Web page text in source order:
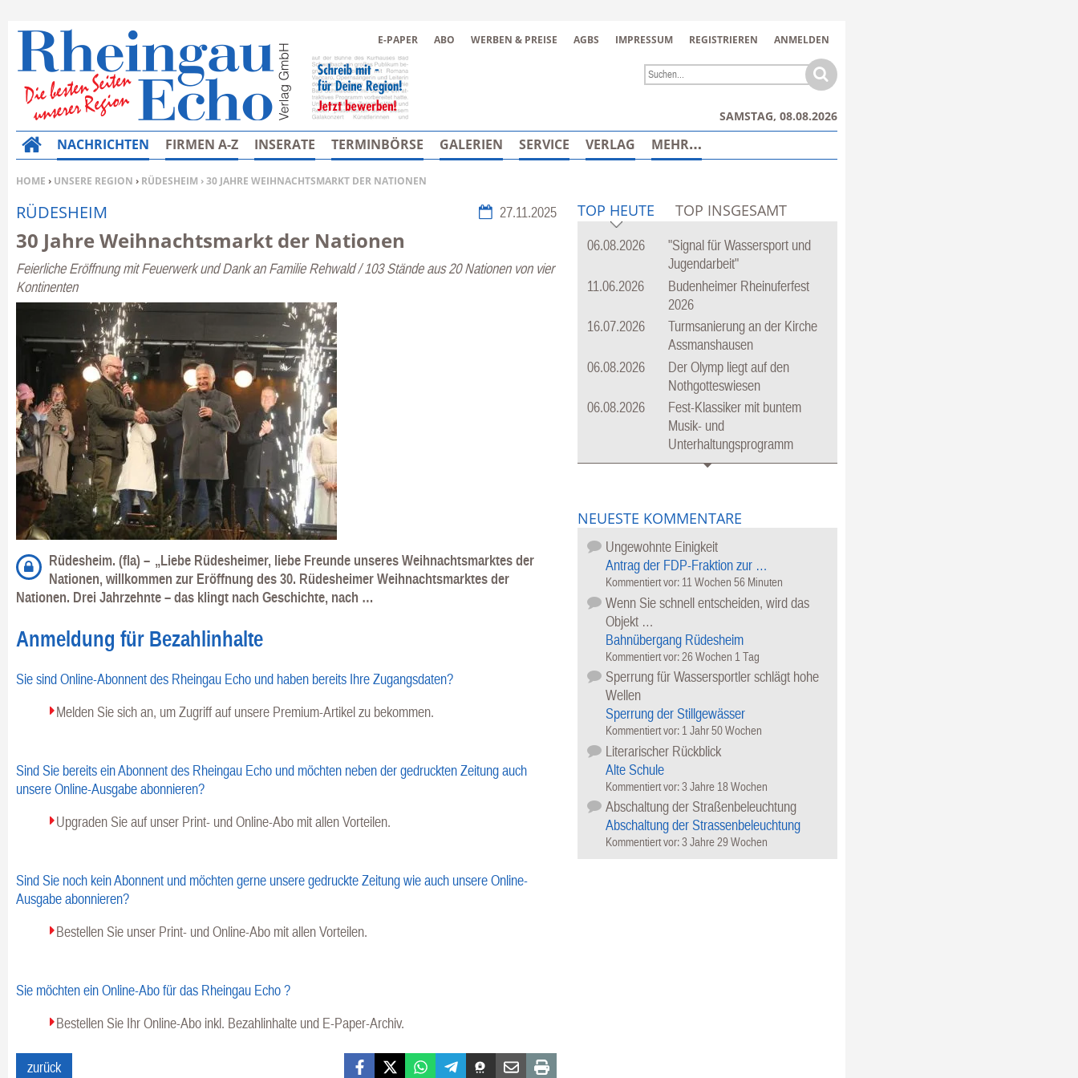
SAMSTAG, 08.08.2026
E-PAPER ABO WERBEN & PREISE AGBS IMPRESSUM REGISTRIEREN ANMELDEN
SIE BEFINDEN SICH HIER:
HOME › UNSERE REGION › RÜDESHEIM › 30 JAHRE WEIHNACHTSMARKT DER NATIONEN
RÜDESHEIM 27.11.2025
30 Jahre Weihnachtsmarkt der Nationen
Feierliche Eröffnung mit Feuerwerk und Dank an Familie Rehwald / 103 Stände aus 20 Nationen von vier
Kontinenten
Rüdesheim. (fla) – „Liebe Rüdesheimer, liebe Freunde unseres Weihnachtsmarktes der
Nationen, willkommen zur Eröffnung des 30. Rüdesheimer Weihnachtsmarktes der
Nationen. Drei Jahrzehnte – das klingt nach Geschichte, nach …
Anmeldung für Bezahlinhalte
Sie sind Online-Abonnent des Rheingau Echo und haben bereits Ihre Zugangsdaten?
Melden Sie sich an, um Zugriff auf unsere Premium-Artikel zu bekommen.
Sind Sie bereits ein Abonnent des Rheingau Echo und möchten neben der gedruckten Zeitung auch
unsere Online-Ausgabe abonnieren?
Upgraden Sie auf unser Print- und Online-Abo mit allen Vorteilen.
Sind Sie noch kein Abonnent und möchten gerne unsere gedruckte Zeitung wie auch unsere Online-
Ausgabe abonnieren?
Bestellen Sie unser Print- und Online-Abo mit allen Vorteilen.
Sie möchten ein Online-Abo für das Rheingau Echo ?
Bestellen Sie Ihr Online-Abo inkl. Bezahlinhalte und E-Paper-Archiv.
zurück FacebookX (Twitter)WhatsAppTelegramThreemaMail Print
TOP HEUTE TOP INSGESAMT
06.08.2026
"Signal für Wassersport und
Jugendarbeit"
11.06.2026
Budenheimer Rheinuferfest
2026
16.07.2026
Turmsanierung an der Kirche
Assmanshausen
06.08.2026
Der Olymp liegt auf den
Nothgotteswiesen
06.08.2026
Fest-Klassiker mit buntem
Musik- und
Unterhaltungsprogramm
NEUESTE KOMMENTARE
Ungewohnte Einigkeit
Antrag der FDP-Fraktion zur …
Kommentiert vor: 11 Wochen 56 Minuten
Wenn Sie schnell entscheiden, wird das
Objekt …
Bahnübergang Rüdesheim
Kommentiert vor:26 Wochen 1 Tag
Sperrung für Wassersportler schlägt hohe
Wellen
Sperrung der Stillgewässer
Kommentiert vor: 1 Jahr 50 Wochen
Literarischer Rückblick
Alte Schule
Kommentiert vor:3 Jahre 18 Wochen
Abschaltung der Straßenbeleuchtung
Abschaltung der Strassenbeleuchtung
Kommentiert vor:3 Jahre 29 Wochen
H
o
m
e
NACHRICHTEN FIRMEN A-Z INSERATE TERMINBÖRSE GALERIEN SERVICE VERLAG MEHR…